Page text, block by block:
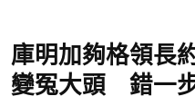
庫明加夠格領長
變冤大頭 錯一